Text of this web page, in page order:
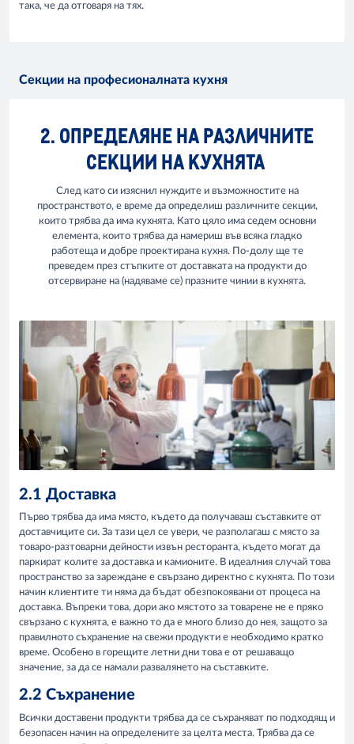
така, че да отговаря на тях.
Секции на професионалната кухня
2. ОПРЕДЕЛЯНЕ НА РАЗЛИЧНИТЕ
СЕКЦИИ НА КУХНЯТА
След като си изяснил нуждите и възможностите на
пространството, е време да определиш различните секции,
които трябва да има кухнята. Като цяло има седем основни
елемента, които трябва да намериш във всяка гладко
работеща и добре проектирана кухня. По-долу ще те
преведем през стъпките от доставката на продукти до
отсервиране на (надяваме се) празните чинии в кухнята.
2.1 Доставка
Първо трябва да има място, където да получаваш съставките от
доставчиците си. За тази цел се увери, че разполагаш с място за
товаро-разтоварни дейности извън ресторанта, където могат да
паркират колите за доставка и камионите. В идеалния случай това
пространство за зареждане е свързано директно с кухнята. По този
начин клиентите ти няма да бъдат обезпокоявани от процеса на
доставка. Въпреки това, дори ако мястото за товарене не е пряко
свързано с кухнята, е важно то да е много близо до нея, защото за
правилното съхранение на свежи продукти е необходимо кратко
време. Особено в горещите летни дни това е от решаващо
значение, за да се намали развалянето на съставките.
2.2 Съхранение
Всички доставени продукти трябва да се съхраняват по подходящ и
безопасен начин на определените за целта места. Трябва да се